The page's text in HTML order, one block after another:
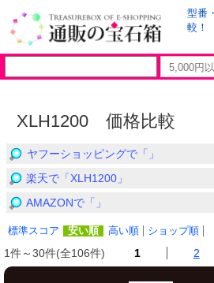
型番
較！
XLH1200 価格比較
ヤフーショッピングで「」
楽天で「XLH1200」
AMAZONで「」
標準スコア 安い順 高い順 ショップ順
1件～30件(全106件) 1 2